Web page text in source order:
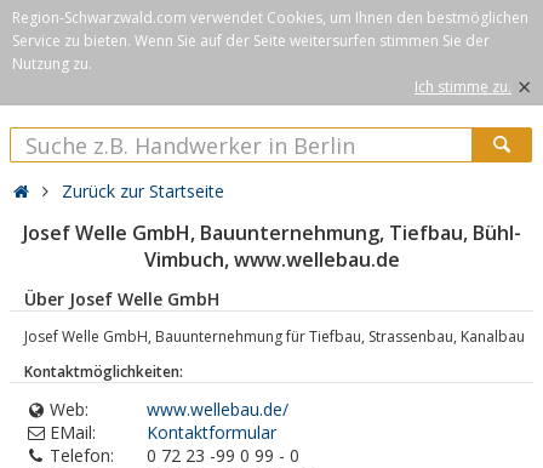
Region-Schwarzwald.com verwendet Cookies, um Ihnen den bestmöglichen
Service zu bieten. Wenn Sie auf der Seite weitersurfen stimmen Sie der
Nutzung zu.
Ich stimme zu. ×
Zurück zur Startseite
Josef Welle GmbH, Bauunternehmung, Tiefbau, Bühl-
Vimbuch, www.wellebau.de
Über Josef Welle GmbH
Josef Welle GmbH, Bauunternehmung für Tiefbau, Strassenbau, Kanalbau
Kontaktmöglichkeiten:
Web:
www.wellebau.de/
EMail:
Kontaktformular
Telefon:
0 72 23 -99 0 99 - 0